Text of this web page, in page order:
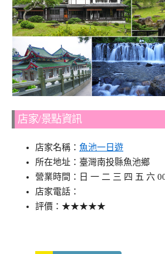
店家/景點資訊
店家名稱： 魚池一日遊
所在地址：臺灣南投縣魚池鄉
營業時間：日 一 二 三 四 五 六
店家電話：
評價：★★★★★